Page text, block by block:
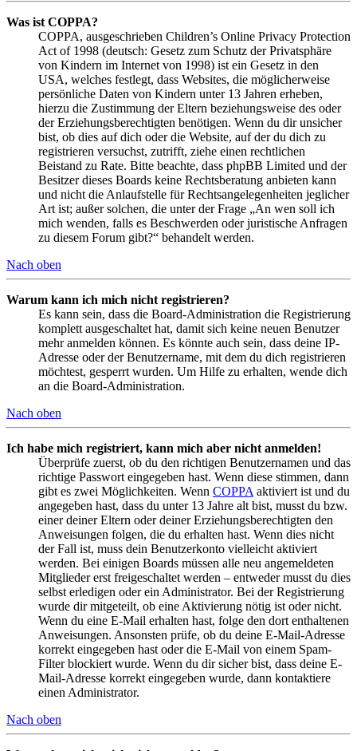
Was ist COPPA?
COPPA, ausgeschrieben Children’s Online Privacy Protection
Act of 1998 (deutsch: Gesetz zum Schutz der Privatsphäre
von Kindern im Internet von 1998) ist ein Gesetz in den
USA, welches festlegt, dass Websites, die möglicherweise
persönliche Daten von Kindern unter 13 Jahren erheben,
hierzu die Zustimmung der Eltern beziehungsweise des oder
der Erziehungsberechtigten benötigen. Wenn du dir unsicher
bist, ob dies auf dich oder die Website, auf der du dich zu
registrieren versuchst, zutrifft, ziehe einen rechtlichen
Beistand zu Rate. Bitte beachte, dass phpBB Limited und der
Besitzer dieses Boards keine Rechtsberatung anbieten kann
und nicht die Anlaufstelle für Rechtsangelegenheiten jeglicher
Art ist; außer solchen, die unter der Frage „An wen soll ich
mich wenden, falls es Beschwerden oder juristische Anfragen
zu diesem Forum gibt?“ behandelt werden.
Nach oben
Warum kann ich mich nicht registrieren?
Es kann sein, dass die Board-Administration die Registrierung
komplett ausgeschaltet hat, damit sich keine neuen Benutzer
mehr anmelden können. Es könnte auch sein, dass deine IP-
Adresse oder der Benutzername, mit dem du dich registrieren
möchtest, gesperrt wurden. Um Hilfe zu erhalten, wende dich
an die Board-Administration.
Nach oben
Ich habe mich registriert, kann mich aber nicht anmelden!
Überprüfe zuerst, ob du den richtigen Benutzernamen und das
richtige Passwort eingegeben hast. Wenn diese stimmen, dann
gibt es zwei Möglichkeiten. Wenn COPPA aktiviert ist und du
angegeben hast, dass du unter 13 Jahre alt bist, musst du bzw.
einer deiner Eltern oder deiner Erziehungsberechtigten den
Anweisungen folgen, die du erhalten hast. Wenn dies nicht
der Fall ist, muss dein Benutzerkonto vielleicht aktiviert
werden. Bei einigen Boards müssen alle neu angemeldeten
Mitglieder erst freigeschaltet werden – entweder musst du dies
selbst erledigen oder ein Administrator. Bei der Registrierung
wurde dir mitgeteilt, ob eine Aktivierung nötig ist oder nicht.
Wenn du eine E-Mail erhalten hast, folge den dort enthaltenen
Anweisungen. Ansonsten prüfe, ob du deine E-Mail-Adresse
korrekt eingegeben hast oder die E-Mail von einem Spam-
Filter blockiert wurde. Wenn du dir sicher bist, dass deine E-
Mail-Adresse korrekt eingegeben wurde, dann kontaktiere
einen Administrator.
Nach oben